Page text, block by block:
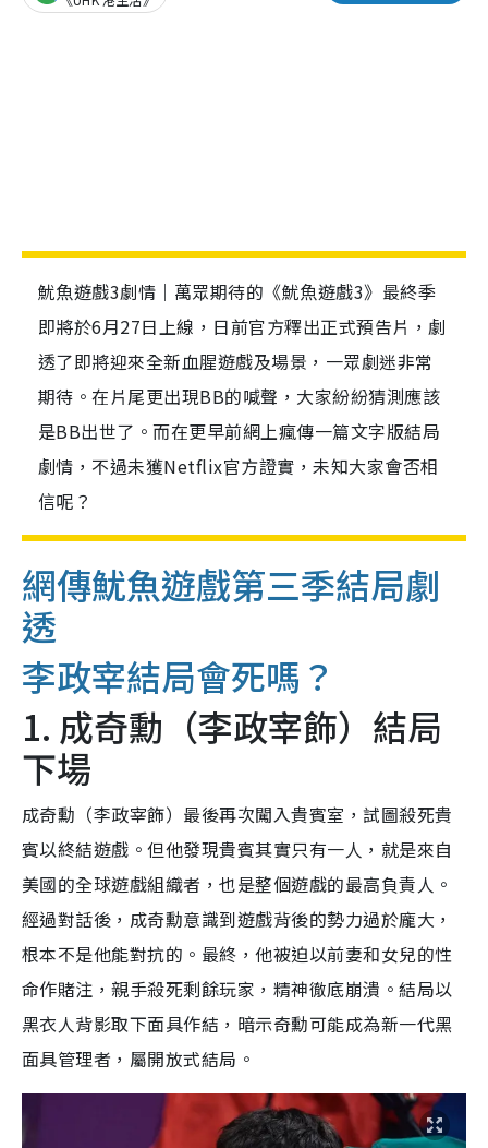
魷魚遊戲3劇情｜萬眾期待的《魷魚遊戲3》最終季
即將於6月27日上線，日前官方釋出正式預告片，劇
透了即將迎來全新血腥遊戲及場景，一眾劇迷非常
期待。在片尾更出現BB的喊聲，大家紛紛猜測應該
是BB出世了。而在更早前網上瘋傳一篇文字版結局
劇情，不過未獲Netflix官方證實，未知大家會否相
信呢？
網傳魷魚遊戲第三季結局劇
透
李政宰結局會死嗎？
1. 成奇勳（李政宰飾）結局
下場
成奇勳（李政宰飾）最後再次闖入貴賓室，試圖殺死貴
賓以終結遊戲。但他發現貴賓其實只有一人，就是來自
美國的全球遊戲組織者，也是整個遊戲的最高負責人。
經過對話後，成奇勳意識到遊戲背後的勢力過於龐大，
根本不是他能對抗的。最終，他被迫以前妻和女兒的性
命作賭注，親手殺死剩餘玩家，精神徹底崩潰。結局以
黑衣人背影取下面具作結，暗示奇勳可能成為新一代黑
面具管理者，屬開放式結局。